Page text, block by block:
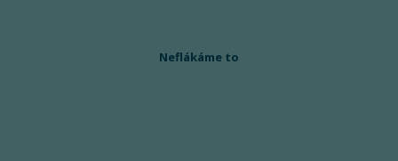
Neflákáme to